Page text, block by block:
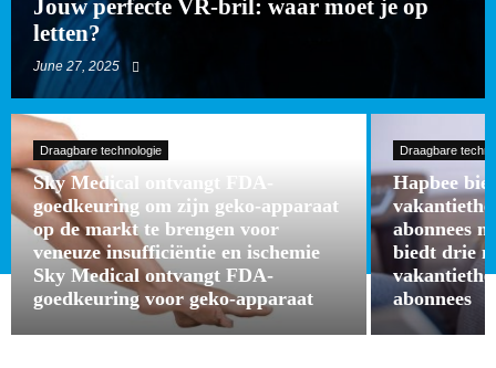
Jouw perfecte VR-bril: waar moet je op
letten?
June 27, 2025
Draagbare technologie
Sky Medical ontvangt FDA-
goedkeuring om zijn geko-apparaat
op de markt te brengen voor
veneuze insufficiëntie en ischemie
Sky Medical ontvangt FDA-
goedkeuring voor geko-apparaat
Draagbare
Hapbee
abonnees
biedt drie
abonnees